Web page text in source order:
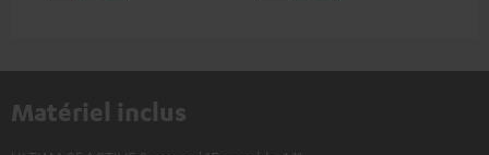
Matériel inclus